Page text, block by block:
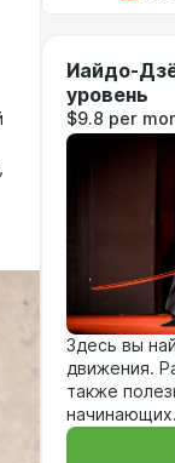
Иайдо-
уровень
$9.8 per
Здесь вы
движения.
также
начинающих.